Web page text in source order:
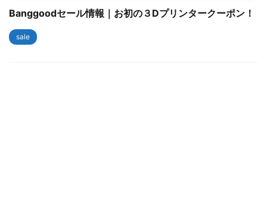
Banggoodセール情報｜お初の３Dプリンタークーポン！
sale